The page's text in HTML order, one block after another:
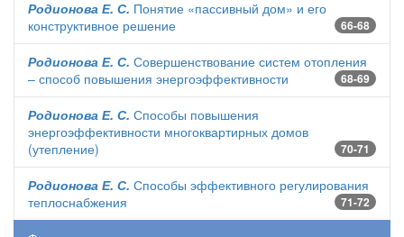
Родионова Е. С. Понятие «пассивный дом» и его
конструктивное решение
66-68
Родионова Е. С. Совершенствование систем отопления
– способ повышения энергоэффективности
68-69
Родионова Е. С. Способы повышения
энергоэффективности многоквартирных домов
(утепление)
70-71
Родионова Е. С. Способы эффективного регулирования
теплоснабжения
71-72